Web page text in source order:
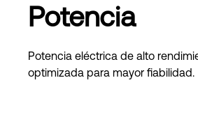
Potencia
Potencia eléctrica de alto
optimizada para mayor fiabilidad.